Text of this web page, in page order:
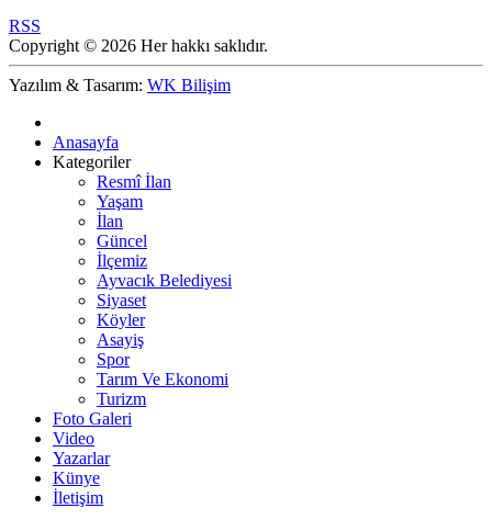
RSS
Copyright © 2026 Her hakkı saklıdır.
Yazılım & Tasarım: WK Bilişim
Anasayfa
Kategoriler
Resmî İlan
Yaşam
İlan
Güncel
İlçemiz
Ayvacık Belediyesi
Siyaset
Köyler
Asayiş
Spor
Tarım Ve Ekonomi
Turizm
Foto Galeri
Video
Yazarlar
Künye
İletişim